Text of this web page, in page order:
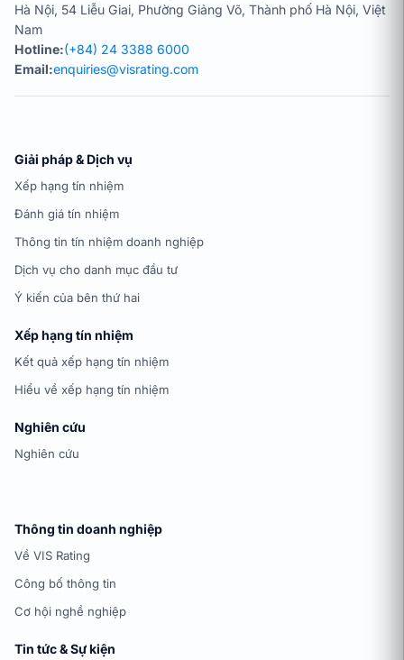
Hà Nội, 54 Liễu Giai, Phường Giảng Võ, Thành phố Hà Nội, Việt
Nam
Hotline:(+84) 24 3388 6000
Email:enquiries@visrating.com
Giải pháp & Dịch vụ
Xếp hạng tín nhiệm
Đánh giá tín nhiệm
Thông tin tín nhiệm doanh nghiệp
Dịch vụ cho danh mục đầu tư
Ý kiến của bên thứ hai
Xếp hạng tín nhiệm
Kết quả xếp hạng tín nhiệm
Hiểu về xếp hạng tín nhiệm
Nghiên cứu
Nghiên cứu
Thông tin doanh nghiệp
Về VIS Rating
Công bố thông tin
Cơ hội nghề nghiệp
Tin tức & Sự kiện